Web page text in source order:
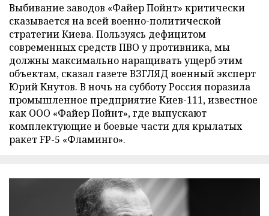
Выбивание заводов «Файер Пойнт» критически
сказывается на всей военно-политической
стратегии Киева. Пользуясь дефицитом
современных средств ПВО у противника, мы
должны максимально наращивать ущерб этим
объектам, сказал газете ВЗГЛЯД военный эксперт
Юрий Кнутов. В ночь на субботу Россия поразила
промышленное предприятие Киев-111, известное
как ООО «Файер Пойнт», где выпускают
комплектующие и боевые части для крылатых
ракет FP-5 «Фламинго».